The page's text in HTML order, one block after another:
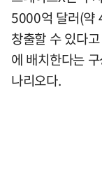
5000억 달러(약
창출할 수 있다
에 배치한다는
나리오다.